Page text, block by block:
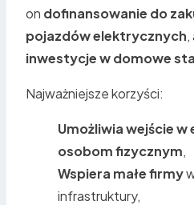
on dofinansowanie do
pojazdów elektrycznych
inwestycje w domowe
Najważniejsze korzyści:
Umożliwia wejście
osobom fizycznym,
Wspiera małe firmy
infrastruktury,